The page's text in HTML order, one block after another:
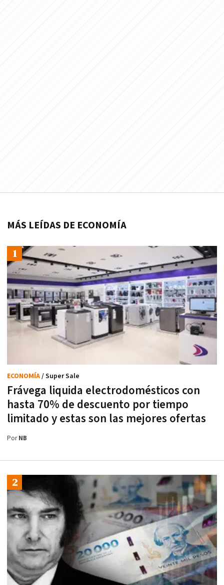
MÁS LEÍDAS DE ECONOMÍA
Frávega liquida electrodomésticos con
hasta 70% de descuento por tiempo
limitado y estas son las mejores ofertas
ECONOMÍA/ Super Sale
PorNB